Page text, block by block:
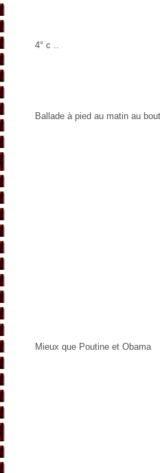
4° c ..
Ballade à pied au matin au
Mieux que Poutine et Obama